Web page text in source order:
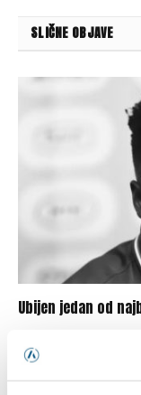
SLIČNE OBJAVE
Ubijen jedan od